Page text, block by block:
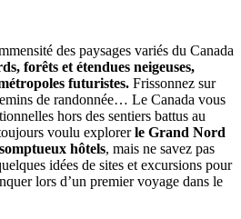
des paysages variés du Canada
forêts et étendues neigeuses,
futuristes. Frissonnez sur
de randonnée… Le Canada vous
hors des sentiers battus au
voulu explorerle Grand Nord
hôtels, mais ne savez pas
idées de sites et excursions pour
lors d’un premier voyage dans le